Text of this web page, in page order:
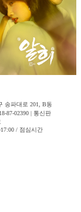
송파대로 201, B동
87-02390 | 통신판
/ 점심시간